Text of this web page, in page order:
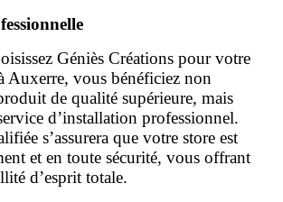
Géniès Créations pour votre
Auxerre, vous bénéficiez non
de qualité supérieure, mais
d’installation professionnel.
s’assurera que votre store est
et en toute sécurité, vous offrant
d’esprit totale.